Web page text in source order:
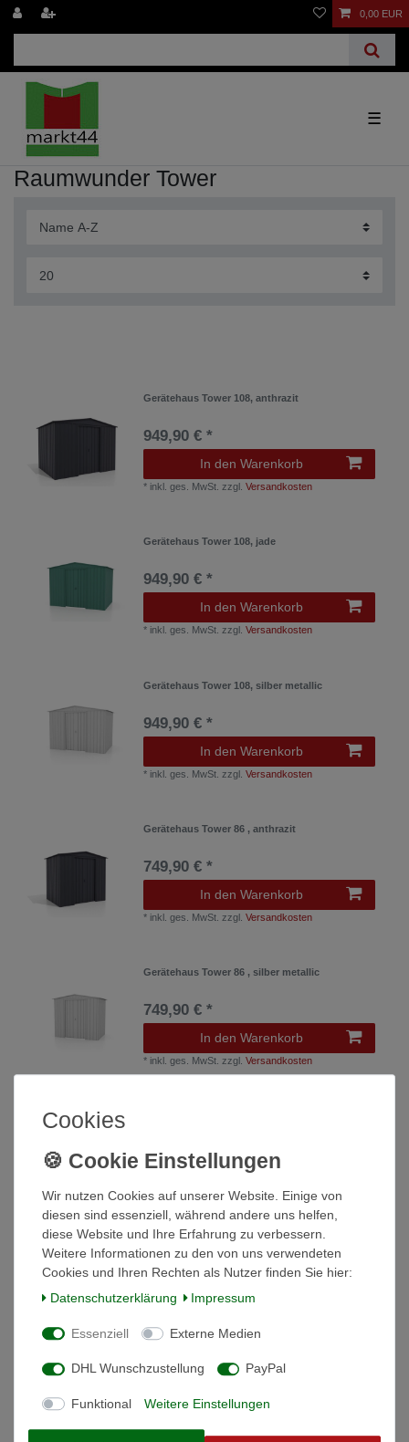
0,00 EUR
☰
Raumwunder Tower
Gerätehaus Tower 108, anthrazit
949,90 € *
In den Warenkorb
* inkl. ges. MwSt. zzgl.Versandkosten
Gerätehaus Tower 108, jade
949,90 € *
In den Warenkorb
* inkl. ges. MwSt. zzgl.Versandkosten
Gerätehaus Tower 108, silber metallic
949,90 € *
In den Warenkorb
* inkl. ges. MwSt. zzgl.Versandkosten
Gerätehaus Tower 86 , anthrazit
749,90 € *
In den Warenkorb
* inkl. ges. MwSt. zzgl.Versandkosten
Gerätehaus Tower 86 , silber metallic
749,90 € *
In den Warenkorb
* inkl. ges. MwSt. zzgl.Versandkosten
749,90 € *
Versandkosten
Das Premiumgerätehaus „Tower“ bietet dank seiner Höhe
wenigen Quadratmetern Grundfläche viel Raum für Ordnung.
hohe Regale
Dinge gelingt
Cookies
Wir nutzen Cookies auf unserer Website. Einige von
diesen sind essenziell, während andere uns helfen,
diese Website und Ihre Erfahrung zu verbessern.
Weitere Informationen zu den von uns verwendeten
Cookies und Ihren Rechten als Nutzer finden Sie hier:
Daten­schutz­erklärung
Impressum
Essenziell Externe Medien
DHL Wunschzustellung PayPal
Funktional Weitere Einstellungen